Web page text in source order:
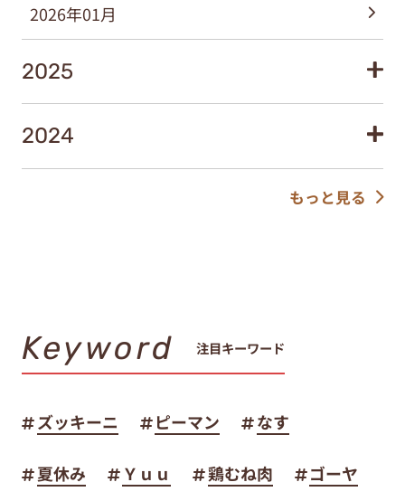
2026年01月
2025
2024
もっと見る
Keyword 注目キーワード
ズッキーニ ピーマン なす
夏休み Ｙｕｕ 鶏むね肉 ゴーヤ